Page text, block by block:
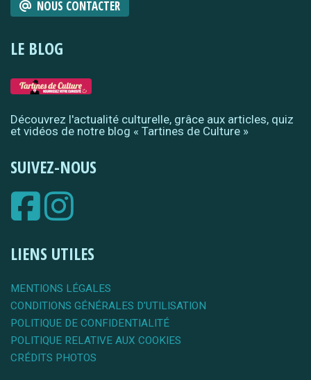
NOUS CONTACTER
LE BLOG
Découvrez l'actualité culturelle, grâce aux articles, quiz
et vidéos de notre blog « Tartines de Culture »
SUIVEZ-NOUS
LIENS UTILES
MENTIONS LÉGALES
CONDITIONS GÉNÉRALES D'UTILISATION
POLITIQUE DE CONFIDENTIALITÉ
POLITIQUE RELATIVE AUX COOKIES
CRÉDITS PHOTOS